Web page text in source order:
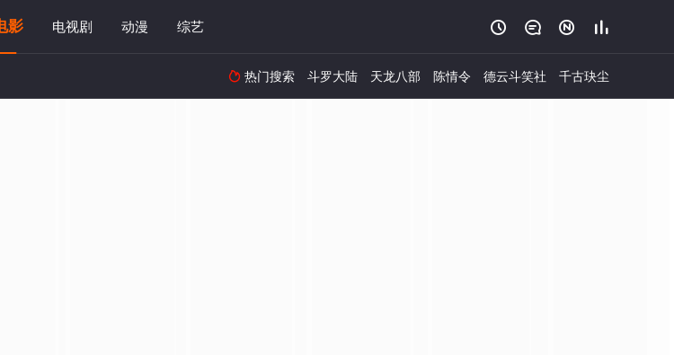
影 电视剧 动漫 综艺    
 热门搜索 斗罗大陆 天龙八部 陈情令 德云斗笑社 千古玦尘